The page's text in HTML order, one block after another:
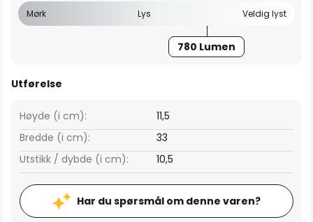
Mørk Lys Veldig lyst
780 Lumen
Utførelse
Bredde (i cm): 33
Høyde (i cm): 11,5
Utstikk / dybde (i cm): 10,5
Har du spørsmål om denne varen?